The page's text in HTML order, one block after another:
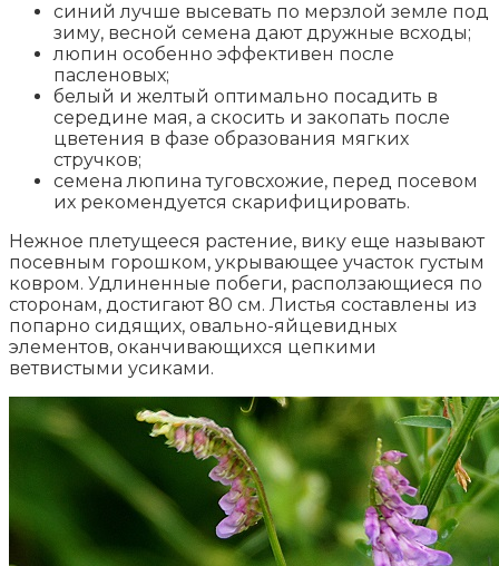
синий лучше высевать по мерзлой земле под
зиму, весной семена дают дружные всходы;
люпин особенно эффективен после
пасленовых;
белый и желтый оптимально посадить в
середине мая, а скосить и закопать после
цветения в фазе образования мягких
стручков;
семена люпина туговсхожие, перед посевом
их рекомендуется скарифицировать.
Нежное плетущееся растение, вику еще называют
посевным горошком, укрывающее участок густым
ковром. Удлиненные побеги, расползающиеся по
сторонам, достигают 80 см. Листья составлены из
попарно сидящих, овально-яйцевидных
элементов, оканчивающихся цепкими
ветвистыми усиками.